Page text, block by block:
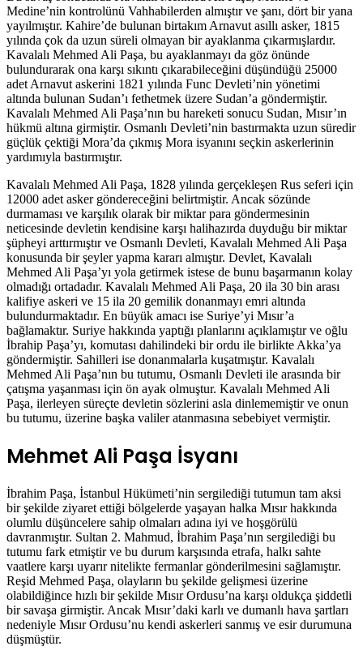
Medine’nin kontrolünü Vahhabilerden almıştır ve şanı, dört bir yana
yayılmıştır. Kahire’de bulunan birtakım Arnavut asıllı asker, 1815
yılında çok da uzun süreli olmayan bir ayaklanma çıkarmışlardır.
Kavalalı Mehmed Ali Paşa, bu ayaklanmayı da göz önünde
bulundurarak ona karşı sıkıntı çıkarabileceğini düşündüğü 25000
adet Arnavut askerini 1821 yılında Func Devleti’nin yönetimi
altında bulunan Sudan’ı fethetmek üzere Sudan’a göndermiştir.
Kavalalı Mehmed Ali Paşa’nın bu hareketi sonucu Sudan, Mısır’ın
hükmü altına girmiştir. Osmanlı Devleti’nin bastırmakta uzun süredir
güçlük çektiği Mora’da çıkmış Mora isyanını seçkin askerlerinin
yardımıyla bastırmıştır.
Kavalalı Mehmed Ali Paşa, 1828 yılında gerçekleşen Rus seferi için
12000 adet asker göndereceğini belirtmiştir. Ancak sözünde
durmaması ve karşılık olarak bir miktar para göndermesinin
neticesinde devletin kendisine karşı halihazırda duyduğu bir miktar
şüpheyi arttırmıştır ve Osmanlı Devleti, Kavalalı Mehmed Ali Paşa
konusunda bir şeyler yapma kararı almıştır. Devlet, Kavalalı
Mehmed Ali Paşa’yı yola getirmek istese de bunu başarmanın kolay
olmadığı ortadadır. Kavalalı Mehmed Ali Paşa, 20 ila 30 bin arası
kalifiye askeri ve 15 ila 20 gemilik donanmayı emri altında
bulundurmaktadır. En büyük amacı ise Suriye’yi Mısır’a
bağlamaktır. Suriye hakkında yaptığı planlarını açıklamıştır ve oğlu
İbrahip Paşa’yı, komutası dahilindeki bir ordu ile birlikte Akka’ya
göndermiştir. Sahilleri ise donanmalarla kuşatmıştır. Kavalalı
Mehmed Ali Paşa’nın bu tutumu, Osmanlı Devleti ile arasında bir
çatışma yaşanması için ön ayak olmuştur. Kavalalı Mehmed Ali
Paşa, ilerleyen süreçte devletin sözlerini asla dinlememiştir ve onun
bu tutumu, üzerine başka valiler atanmasına sebebiyet vermiştir.
Mehmet Ali Paşa İsyanı
İbrahim Paşa, İstanbul Hükümeti’nin sergilediği tutumun tam aksi
bir şekilde ziyaret ettiği bölgelerde yaşayan halka Mısır hakkında
olumlu düşüncelere sahip olmaları adına iyi ve hoşgörülü
davranmıştır. Sultan 2. Mahmud, İbrahim Paşa’nın sergilediği bu
tutumu fark etmiştir ve bu durum karşısında etrafa, halkı sahte
vaatlere karşı uyarır nitelikte fermanlar gönderilmesini sağlamıştır.
Reşid Mehmed Paşa, olayların bu şekilde gelişmesi üzerine
olabildiğince hızlı bir şekilde Mısır Ordusu’na karşı oldukça şiddetli
bir savaşa girmiştir. Ancak Mısır’daki karlı ve dumanlı hava şartları
nedeniyle Mısır Ordusu’nu kendi askerleri sanmış ve esir durumuna
düşmüştür.